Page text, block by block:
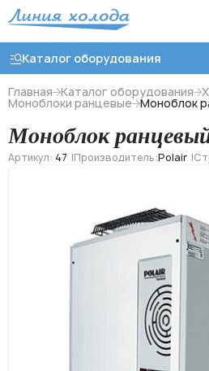
Каталог оборудования
Назад
Холодильные
Чиллеры
Главная Каталог оборудования
Моноблоки ранцевые Моноблок
Моноблок
Артикул: 47 Производитель:Polair